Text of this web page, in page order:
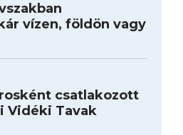
vízen, földön vagy
csatlakozott
Vidéki Tavak